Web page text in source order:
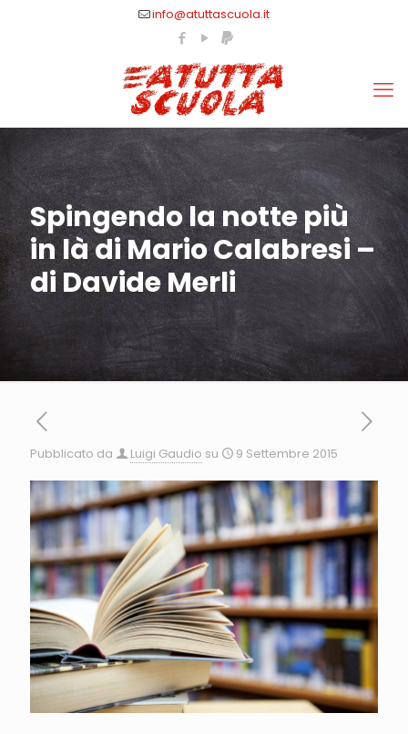
info@atuttascuola.it
Spingendo la notte più
in là di Mario Calabresi –
di Davide Merli
Pubblicato da Luigi Gaudio su 9 Settembre 2015